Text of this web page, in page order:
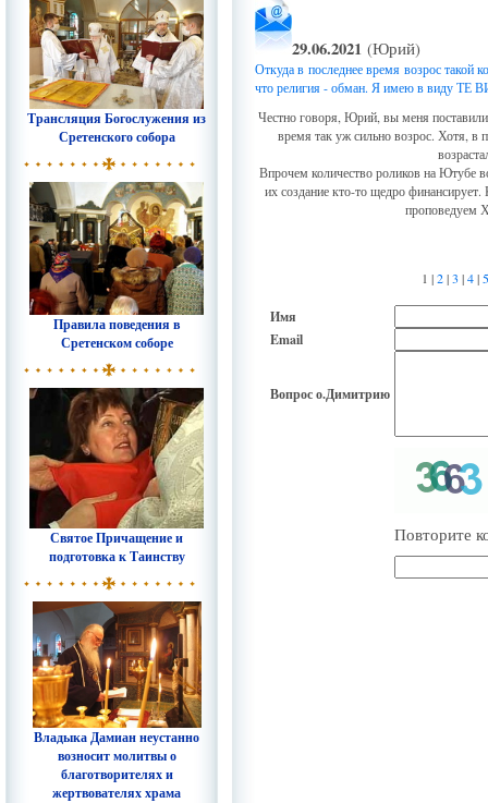
Трансляция Богослужения из
Сретенского собора
Правила поведения в
Сретенском соборе
Святое Причащение и
подготовка к Таинству
Владыка Дамиан неустанно
возносит молитвы о
благотворителях и
жертвователях храма
29.06.2021 (Юрий)
Откуда в последнее время возрос такой
что религия - обман. Я имею в виду
Честно говоря, Юрий, вы меня
время так уж сильно возрос. Хотя, в
Впрочем количество роликов на Ютубе
их создание кто-то щедро
проповедуем
1 |2|3 |4| 5
Имя
Email
Вопрос о.Димитрию
Повторите